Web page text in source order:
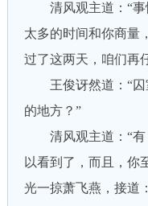
清风观主道：“事
太多的时间和你商量
过了这两天，咱们再
王俊讶然道：“囚
的地方？”
清风观主道：“有
以看到了，而且，
光一掠萧飞燕，接道